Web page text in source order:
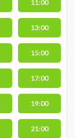
11:00
13:00
15:00
17:00
19:00
21:00